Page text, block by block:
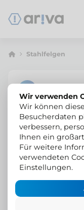
Stahlfelgen
Wir verwenden
Wir können
Besucherdaten
verbessern,
Ihnen ein
Für weitere
verwendeten
Einstellungen.